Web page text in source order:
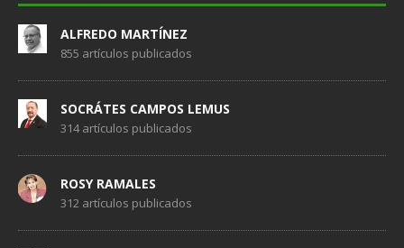
ALFREDO MARTÍNEZ
855 artículos publicados
SOCRÁTES CAMPOS LEMUS
314 artículos publicados
ROSY RAMALES
312 artículos publicados